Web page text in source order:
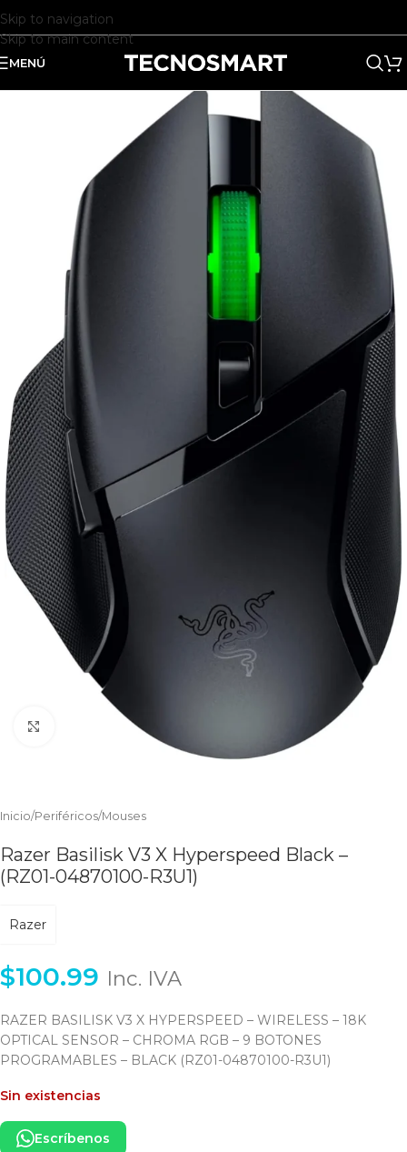
Skip to navigation
Skip to main content
MENÚ
Clic para ampliar
Inicio/Periféricos/Mouses
Razer Basilisk V3 X Hyperspeed Black –
(RZ01-04870100-R3U1)
Razer
$100.99 Inc. IVA
RAZER BASILISK V3 X HYPERSPEED – WIRELESS – 18K
OPTICAL SENSOR – CHROMA RGB – 9 BOTONES
PROGRAMABLES – BLACK (RZ01-04870100-R3U1)
Sin existencias
Escríbenos